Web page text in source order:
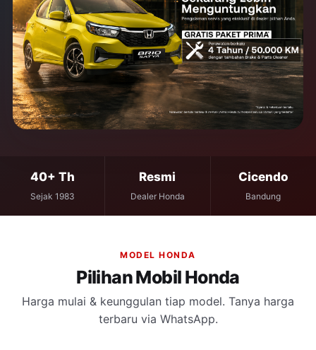
40+ Th
Sejak 1983
Resmi
Dealer Honda
Cicendo
Bandung
MODEL HONDA
Pilihan Mobil Honda
Harga mulai & keunggulan tiap model. Tanya harga
terbaru via WhatsApp.